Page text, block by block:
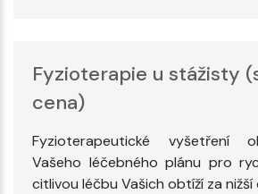
Fyzioterapie u stážisty
cena)
Fyzioterapeutické vyšetření
Vašeho léčebného plánu pro
citlivou léčbu Vašich obtíží za nižší